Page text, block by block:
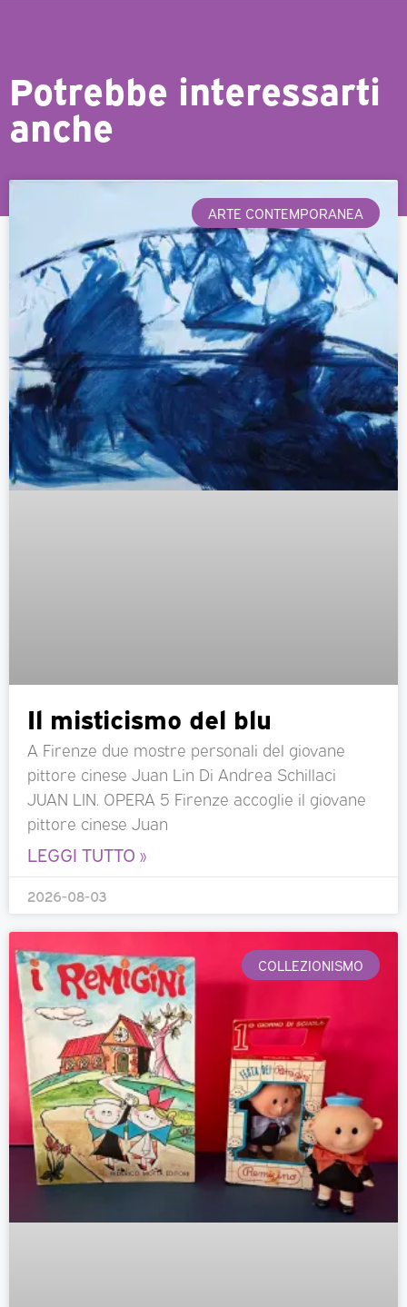
Potrebbe interessarti
anche
ARTE CONTEMPORANEA
Il misticismo del blu
A Firenze due mostre personali del giovane
pittore cinese Juan Lin Di Andrea Schillaci
JUAN LIN. OPERA 5 Firenze accoglie il giovane
pittore cinese Juan
LEGGI TUTTO »
2026-08-03
COLLEZIONISMO